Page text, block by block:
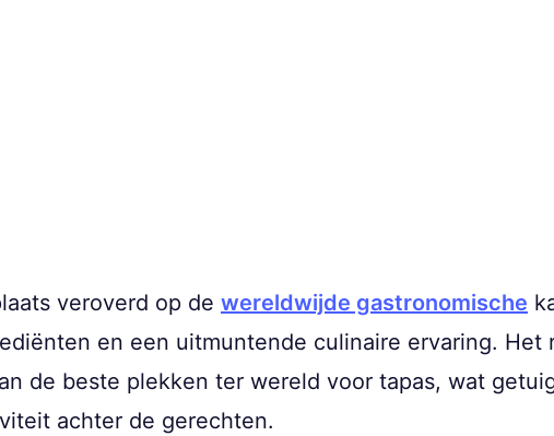
veroverd op de wereldwijde gastronomische
en een uitmuntende culinaire ervaring. Het
de beste plekken ter wereld voor tapas, wat
achter de gerechten.